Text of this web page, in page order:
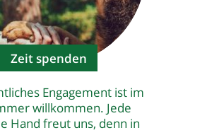
Zeit spenden
Engagement ist im
willkommen. Jede
Hand freut uns, denn in